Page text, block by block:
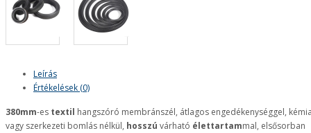
Leírás
Értékelések (0)
380mm-es textil hangszóró membránszél, átlagos engedékenységgel,
vagy szerkezeti bomlás nélkül, hosszú várható élettartammal, elsősorban